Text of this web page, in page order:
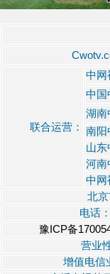
联合运营：
中网
中国
湖南
南阳
山东
河南
中网
北
电话
豫ICP备
营业
增值电信